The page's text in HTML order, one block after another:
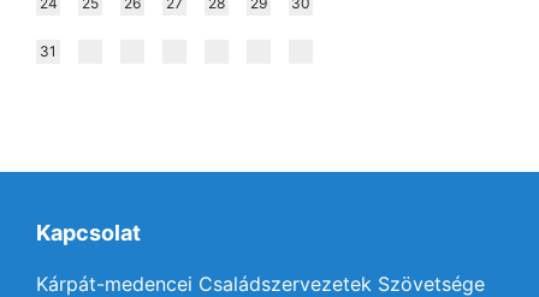
31
Kapcsolat
Kárpát-medencei Családszervezetek Szövetsége